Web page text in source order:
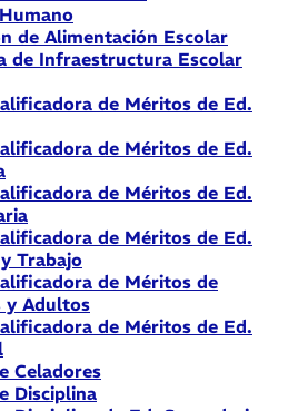
de Alimentación Escolar
de Infraestructura Escolar
de Méritos de Ed.
de Méritos de Ed.
de Méritos de Ed.
de Méritos de Ed.
Trabajo
de Méritos de
y Adultos
de Méritos de Ed.
Celadores
Disciplina